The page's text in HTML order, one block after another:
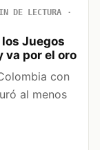
DE LECTURA
Juegos
va por el oro
con
al menos